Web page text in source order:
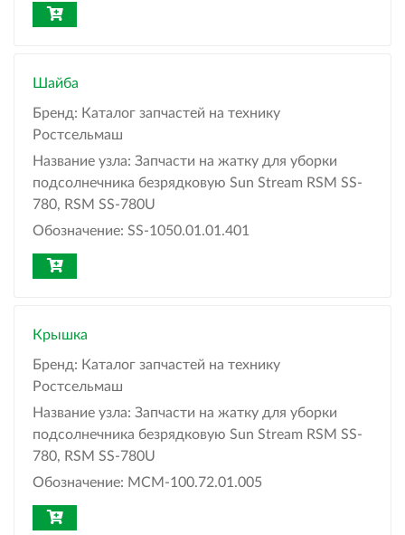
Шайба
Бренд: Каталог запчастей на технику
Ростсельмаш
Название узла: Запчасти на жатку для уборки
подсолнечника безрядковую Sun Stream RSM SS-
780, RSM SS-780U
Обозначение: SS-1050.01.01.401
Крышка
Бренд: Каталог запчастей на технику
Ростсельмаш
Название узла: Запчасти на жатку для уборки
подсолнечника безрядковую Sun Stream RSM SS-
780, RSM SS-780U
Обозначение: МСМ-100.72.01.005